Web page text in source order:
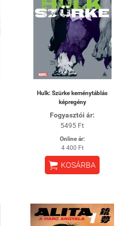
Hulk: Szürke keménytáblás
képregény
Fogyasztói ár:
5495 Ft
Online ár:
4 400 Ft
 KOSÁRBA